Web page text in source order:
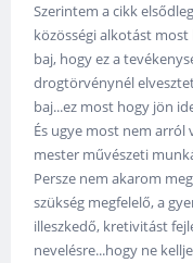
Szerintem a cikk
közösségi alkotást most
baj, hogy ez a
drogtörvénynél
baj...ez most hogy jön
És ugye most nem arról
mester művészeti
Persze nem akarom
szükség megfelelő, a
illeszkedő, kretivitást
nevelésre...hogy ne